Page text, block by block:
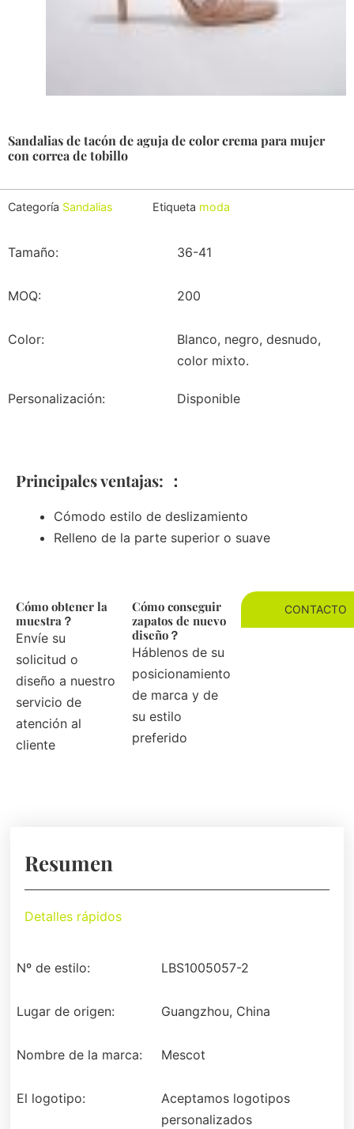
Sandalias de tacón de aguja de color crema para mujer
con correa de tobillo
Categoría Sandalias Etiqueta moda
Tamaño: 36-41
MOQ: 200
Color:
Blanco, negro, desnudo,
color mixto.
Personalización: Disponible
Principales ventajas: ：
Cómodo estilo de deslizamiento
Relleno de la parte superior o suave
Cómo obtener la
muestra？
Envíe su
solicitud o
diseño a nuestro
servicio de
atención al
cliente
Cómo conseguir
zapatos de nuevo
diseño？
Háblenos de su
posicionamiento
de marca y de
su estilo
preferido
CONTACTO
Resumen
Detalles rápidos
Nº de estilo: LBS1005057-2
Lugar de origen: Guangzhou, China
Nombre de la marca: Mescot
El logotipo:
Aceptamos logotipos
personalizados